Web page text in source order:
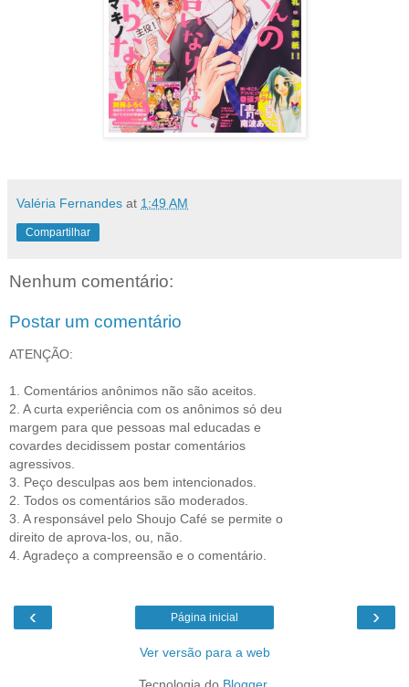
Valéria Fernandes at 1:49 AM
Compartilhar
Nenhum comentário:
Postar um comentário
ATENÇÃO:
1. Comentários anônimos não são aceitos.
2. A curta experiência com os anônimos só deu
margem para que pessoas mal educadas e
covardes decidissem postar comentários
agressivos.
3. Peço desculpas aos bem intencionados.
2. Todos os comentários são moderados.
3. A responsável pelo Shoujo Café se permite o
direito de aprova-los, ou, não.
4. Agradeço a compreensão e o comentário.
‹ ›
Página inicial
Ver versão para a web
Tecnologia do Blogger.